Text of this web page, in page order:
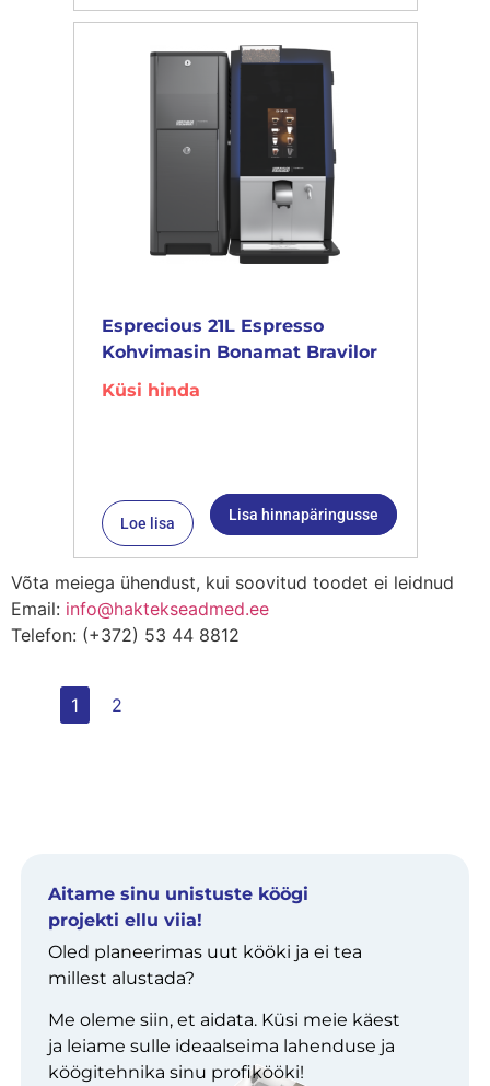
Esprecious 21L Espresso
Kohvimasin Bonamat Bravilor
Küsi hinda
Loe lisa Lisa hinnapäringusse
Võta meiega ühendust, kui soovitud toodet ei leidnud
Email: info@haktekseadmed.ee
Telefon: (+372) 53 44 8812
1 2
Aitame sinu unistuste köögi
projekti ellu viia!
Oled planeerimas uut kööki ja ei tea
millest alustada?
Me oleme siin, et aidata. Küsi meie käest
ja leiame sulle ideaalseima lahenduse ja
köögitehnika sinu profikööki!